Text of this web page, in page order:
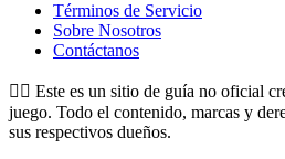
Términos de Servicio
Sobre Nosotros
Contáctanos
👉🏻 Este es un sitio de guía no oficial
juego. Todo el contenido, marcas y
sus respectivos dueños.